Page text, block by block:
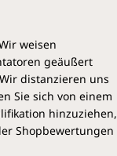
weisen
geäußert
distanzieren uns
Sie sich von einem
hinzuziehen,
Shopbewertungen